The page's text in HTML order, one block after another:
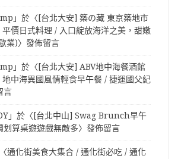
」於〈 [台北大安] 築の藏 東京築地市
價日式料理 / 入口綻放海洋之美，甜嫩
業)〉發佈留言
」於〈 [台北大安] ABV地中海餐酒館
中海異國風情輕食早午餐 / 捷運國父紀
言
」於〈 [台北中山] Swag Brunch早午
划算桌遊遊戲無敵多〉發佈留言
通化街美食大集合 / 通化街必吃 / 通化